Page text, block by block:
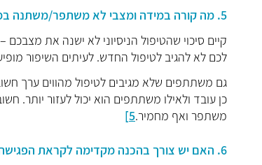
5. מה קורה במידה ומצבי לא משתפר/משתנה במשך הניסוי?
קיים סיכוי שהטיפול הניסיוני לא ישנה את
לכם לא להגיב לטיפול החדש. לעיתים השיפור
גם משתתפים שלא מגיבים לטיפול מהווים ערך
כן עובד ולאילו משתתפים הוא יכול לעזור
משתפר ואף מחמיר.5]
6. האם יש צורך בהכנה מקדימה לקראת הפגישה עם צוות הניסוי?